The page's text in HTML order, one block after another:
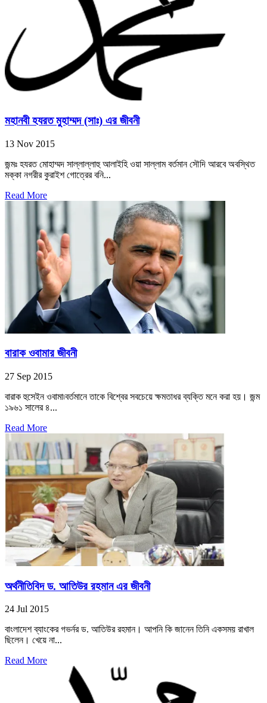
মহানবী হযরত মুহাম্মদ (সাঃ) এর জীবনী
13 Nov 2015
জন্মঃ হযরত মোহাম্মদ সাল্লাল্লাহু আলাইহি ওয়া সাল্লাম বর্তমান সৌদি আরবে অবস্থিত
মক্কা নগরীর কুরাইশ গোত্রের বনি...
Read More
বারাক ওবামার জীবনী
27 Sep 2015
বারাক হুসেইন ওবামা৷বর্তমানে তাকে বিশ্বের সবচেয়ে ক্ষমতাধর ব্যক্তি মনে করা হয়। জন্ম
১৯৬১ সালের ৪...
Read More
অর্থনীতিবিদ ড. আতিউর রহমান এর জীবনী
24 Jul 2015
বাংলাদেশ ব্যাংকের গভর্নর ড. আতিউর রহমান। আপনি কি জানেন তিনি একসময় রাখাল
ছিলেন। খেয়ে না...
Read More